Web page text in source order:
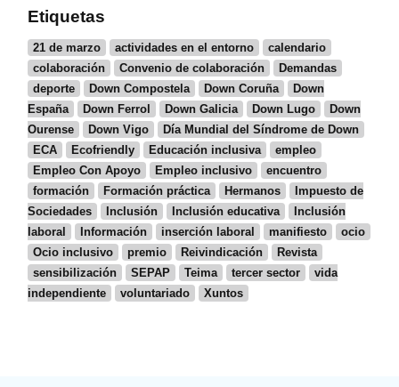
Etiquetas
21 de marzo actividades en el entorno
calendario
colaboración
Convenio de colaboración
Demandas
deporte
Down Compostela Down Coruña
Down
España
Down Ferrol Down Galicia Down Lugo
Down
Ourense
Down Vigo
Día Mundial del Síndrome de Down
ECA
Ecofriendly Educación inclusiva
empleo
Empleo Con Apoyo
Empleo inclusivo
encuentro
formación
Formación práctica Hermanos
Impuesto de
Sociedades
Inclusión Inclusión educativa
Inclusión
laboral
Información inserción laboral manifiesto
ocio
Ocio inclusivo
premio Reivindicación
Revista
sensibilización
SEPAP Teima tercer sector
vida
independiente
voluntariado Xuntos